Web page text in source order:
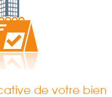
de votre bien